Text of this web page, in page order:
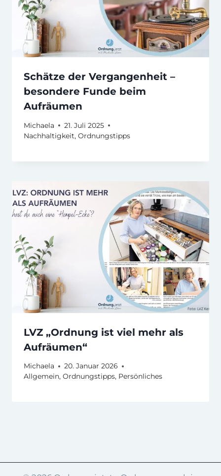
Schätze der Vergangenheit –
besondere Funde beim
Aufräumen
Michaela
21. Juli 2025
Nachhaltigkeit, Ordnungstipps
LVZ „Ordnung ist viel mehr als
Aufräumen“
Michaela
20. Januar 2026
Allgemein, Ordnungstipps, Persönliches